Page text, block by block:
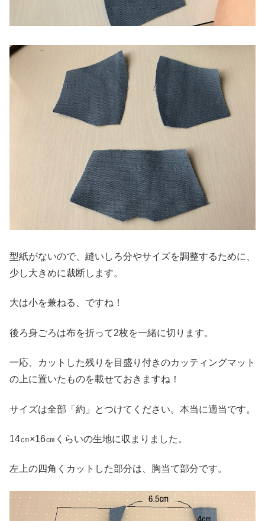
型紙がないので、縫いしろ分やサイズを調整するために、
少し大きめに裁断します。
大は小を兼ねる、ですね！
後ろ身ごろは布を折って2枚を一緒に切ります。
一応、カットした残りを目盛り付きのカッティングマット
の上に置いたものを載せておきますね！
サイズは全部「約」とつけてください。本当に適当です。
14㎝×16㎝くらいの生地に収まりました。
左上の四角くカットした部分は、胸当て部分です。